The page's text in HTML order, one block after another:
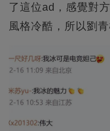
了這位ad，感覺對
風格冷酷，所以劉